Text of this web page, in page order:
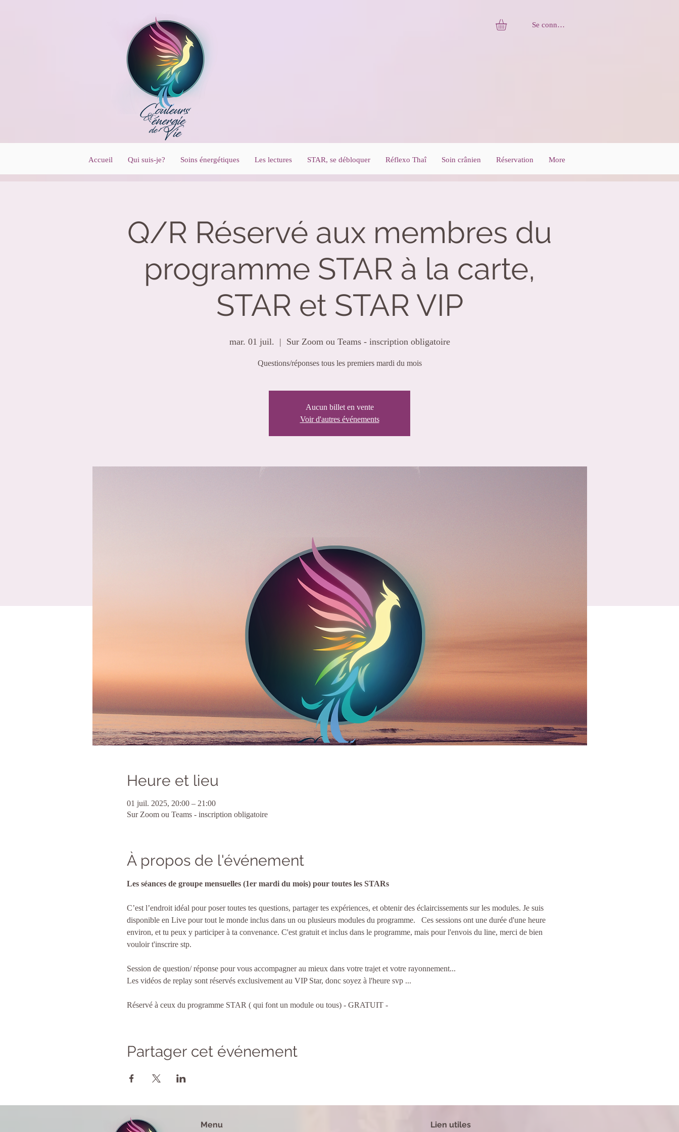
Accueil Qui suis-je? Soins énergétiques Les lectures STAR, se débloquer Réflexo Thaî Soin crânien Réservation More
Se connecter
Q/R Réservé aux membres du
programme STAR à la carte,
STAR et STAR VIP
mar. 01 juil.
  |
Sur Zoom ou Teams - inscription obligatoire
Questions/réponses tous les premiers mardi du mois
Aucun billet en vente
Voir d'autres événements
Heure et lieu
01 juil. 2025, 20:00 – 21:00
Sur Zoom ou Teams - inscription obligatoire
À propos de l'événement
Les séances de groupe mensuelles (1er mardi du mois) pour toutes les STARs
C’est l’endroit idéal pour poser toutes tes questions, partager tes expériences, et obtenir des éclaircissements sur les modules. Je suis
disponible en Live pour tout le monde inclus dans un ou plusieurs modules du programme.   Ces sessions ont une durée d'une heure
environ, et tu peux y participer à ta convenance. C'est gratuit et inclus dans le programme, mais pour l'envois du line, merci de bien
vouloir t'inscrire stp.
Session de question/ réponse pour vous accompagner au mieux dans votre trajet et votre rayonnement...
Les vidéos de replay sont réservés exclusivement au VIP Star, donc soyez à l'heure svp ...
Réservé à ceux du programme STAR ( qui font un module ou tous) - GRATUIT -
Partager cet événement
Menu Lien utiles